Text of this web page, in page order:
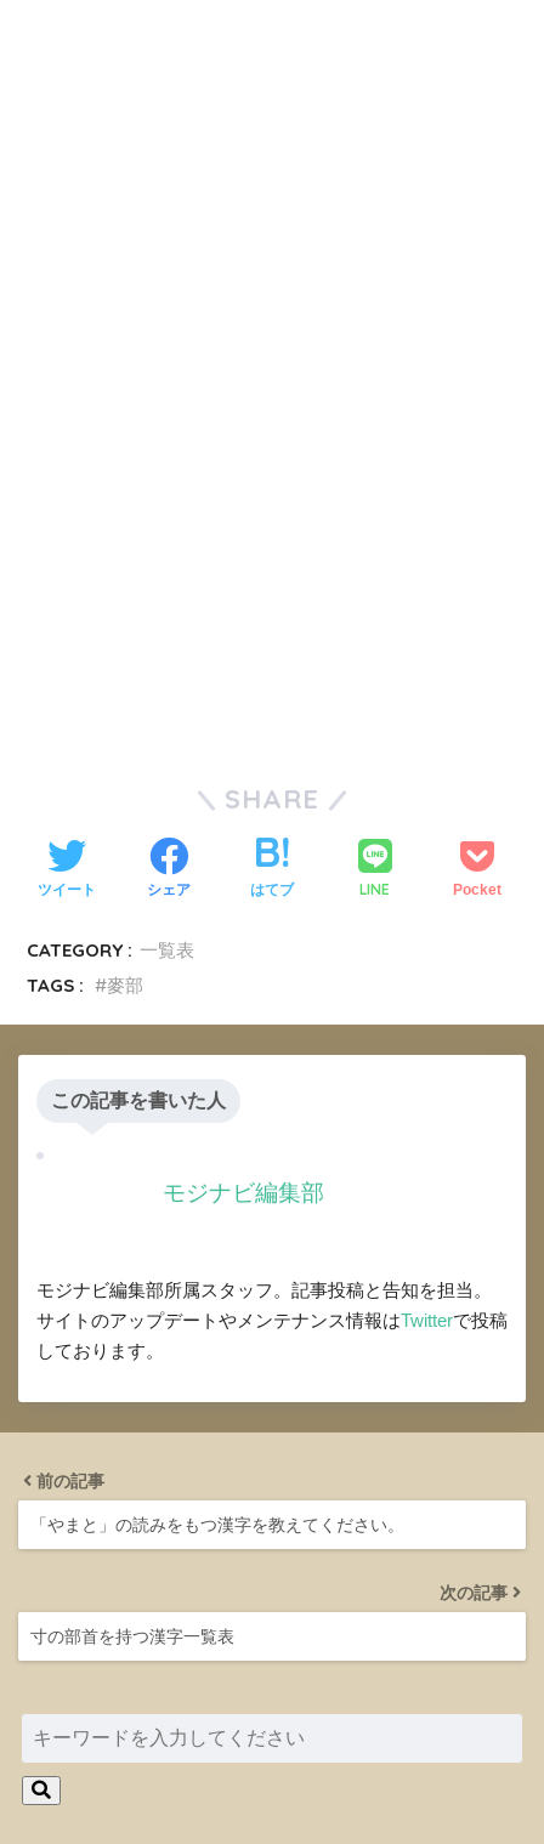
SHARE
ツイート シェア はてブ LINE Pocket
CATEGORY : 一覧表
TAGS :
麥部
この記事を書いた人
モジナビ編集部
モジナビ編集部所属スタッフ。記事投稿と告知を担当。
サイトのアップデートやメンテナンス情報はTwitterで投稿
しております。
前の記事
「やまと」の読みをもつ漢字を教えてください。
次の記事
寸の部首を持つ漢字一覧表